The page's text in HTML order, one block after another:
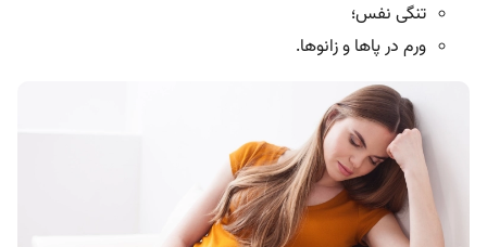
تنگی نفس؛
ورم در پاها و زانوها.